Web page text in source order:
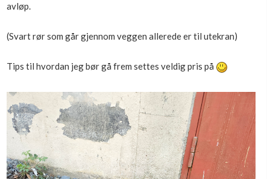
avløp.
(Svart rør som går gjennom veggen allerede er til utekran)
Tips til hvordan jeg bør gå frem settes veldig pris på